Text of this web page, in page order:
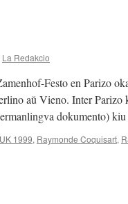
La Redakcio
Festo en Parizo
aŭ Vieno. Inter
dokumento)
UK 1999, Raymonde Coquisart,